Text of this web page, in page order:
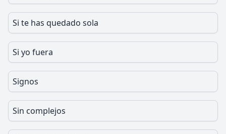
Si te has quedado sola
Si yo fuera
Signos
Sin complejos